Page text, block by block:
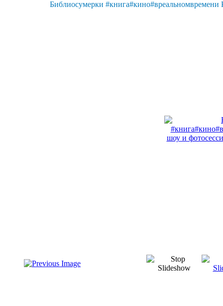
Библиосумерки #книга#кино#вреальномвремени